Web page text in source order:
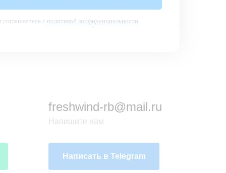
с политикой конфиденциальности
freshwind-rb@mail.ru
Напишите нам
Написать в Telegram